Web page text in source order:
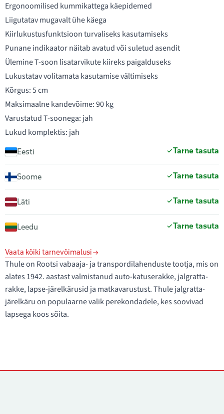
Ergonoomilised kummikattega käepidemed
Liigutatav mugavalt ühe käega
Kiirlukustusfunktsioon turvaliseks kasutamiseks
Punane indikaator näitab avatud või suletud asendit
Ülemine T-soon lisatarvikute kiireks paigalduseks
Lukustatav volitamata kasutamise vältimiseks
Kõrgus: 5 cm
Maksimaalne kandevõime: 90 kg
Varustatud T-soonega: jah
Lukud komplektis: jah
Eesti Tarne tasuta
Soome Tarne tasuta
Läti Tarne tasuta
Leedu Tarne tasuta
Vaata kõiki tarnevõimalusi
Thule on Rootsi vabaaja- ja transpordilahenduste tootja, mis on
alates 1942. aastast valmistanud auto-katuserakke, jalgratta-
rakke, lapse-järelkärusid ja matkavarustust. Thule jalgratta-
järelkäru on populaarne valik perekondadele, kes soovivad
lapsega koos sõita.